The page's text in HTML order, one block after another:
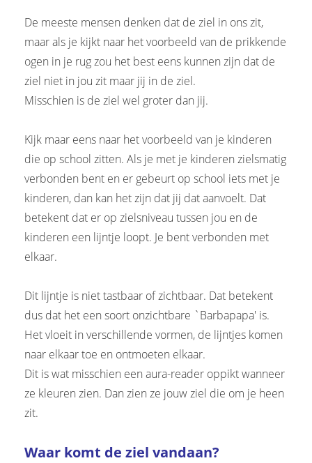
De meeste mensen denken dat de ziel in ons zit,
maar als je kijkt naar het voorbeeld van de prikkende
ogen in je rug zou het best eens kunnen zijn dat de
ziel niet in jou zit maar jij in de ziel.
Misschien is de ziel wel groter dan jij.
Kijk maar eens naar het voorbeeld van je kinderen
die op school zitten. Als je met je kinderen zielsmatig
verbonden bent en er gebeurt op school iets met je
kinderen, dan kan het zijn dat jij dat aanvoelt. Dat
betekent dat er op zielsniveau tussen jou en de
kinderen een lijntje loopt. Je bent verbonden met
elkaar.
Dit lijntje is niet tastbaar of zichtbaar. Dat betekent
dus dat het een soort onzichtbare `Barbapapa' is.
Het vloeit in verschillende vormen, de lijntjes komen
naar elkaar toe en ontmoeten elkaar.
Dit is wat misschien een aura-reader oppikt wanneer
ze kleuren zien. Dan zien ze jouw ziel die om je heen
zit.
Waar komt de ziel vandaan?